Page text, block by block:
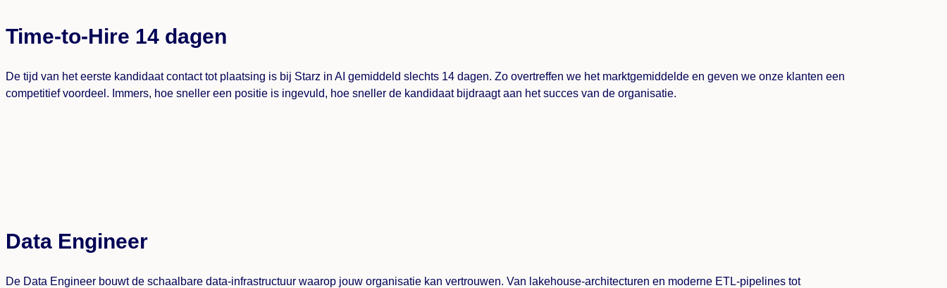
Time-to-Hire 14 dagen
De tijd van het eerste kandidaat contact tot plaatsing is bij Starz in AI gemiddeld slechts 14 dagen. Zo overtreffen we het marktgemiddelde en geven we onze klanten een
competitief voordeel. Immers, hoe sneller een positie is ingevuld, hoe sneller de kandidaat bijdraagt aan het succes van de organisatie.
Data Engineer
De Data Engineer bouwt de schaalbare data-infrastructuur waarop jouw organisatie kan vertrouwen. Van lakehouse-architecturen en moderne ETL-pipelines tot